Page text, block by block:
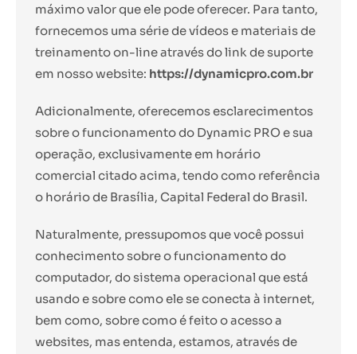
máximo valor que ele pode oferecer. Para tanto,
fornecemos uma série de vídeos e materiais de
treinamento on-line através do link de suporte
em nosso website: https://dynamicpro.com.br
Adicionalmente, oferecemos esclarecimentos
sobre o funcionamento do Dynamic PRO e sua
operação, exclusivamente em horário
comercial citado acima, tendo como referência
o horário de Brasília, Capital Federal do Brasil.
Naturalmente, pressupomos que você possui
conhecimento sobre o funcionamento do
computador, do sistema operacional que está
usando e sobre como ele se conecta à internet,
bem como, sobre como é feito o acesso a
websites, mas entenda, estamos, através de